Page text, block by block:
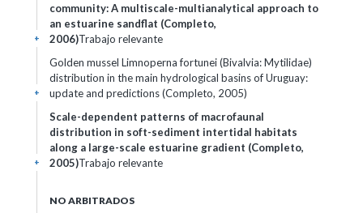
community: A multiscale-multianalytical approach to
an estuarine sandflat (Completo,
2006)Trabajo relevante
+
Golden mussel Limnoperna fortunei (Bivalvia: Mytilidae)
distribution in the main hydrological basins of Uruguay:
update and predictions (Completo, 2005)
+
Scale-dependent patterns of macrofaunal
distribution in soft-sediment intertidal habitats
along a large-scale estuarine gradient (Completo,
2005)Trabajo relevante
+
NO ARBITRADOS